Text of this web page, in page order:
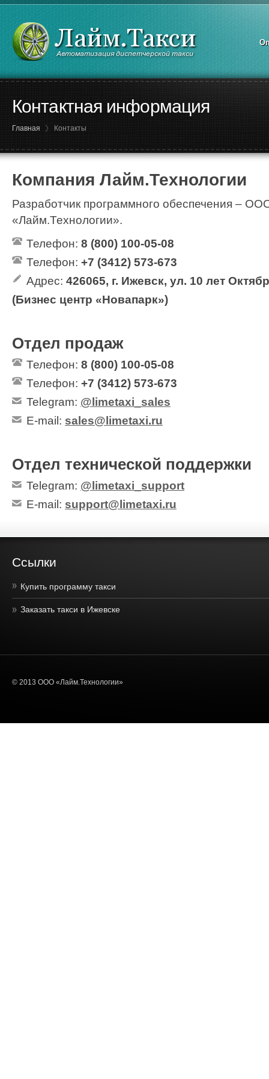
Контактная информация
Главная Контакты
Компания Лайм.Технологии
Разработчик программного обеспечения –
«Лайм.Технологии».
Телефон: 8 (800) 100-05-08
Телефон: +7 (3412) 573-673
Адрес: 426065, г. Ижевск, ул. 10 лет
(Бизнес центр «Новапарк»)
Отдел продаж
Телефон: 8 (800) 100-05-08
Телефон: +7 (3412) 573-673
Telegram: @limetaxi_sales
E-mail: sales@limetaxi.ru
Отдел технической поддержки
Telegram: @limetaxi_support
E-mail: support@limetaxi.ru
Ссылки
Купить программу такси
Заказать такси в Ижевске
© 2013 ООО «Лайм.Технологии»